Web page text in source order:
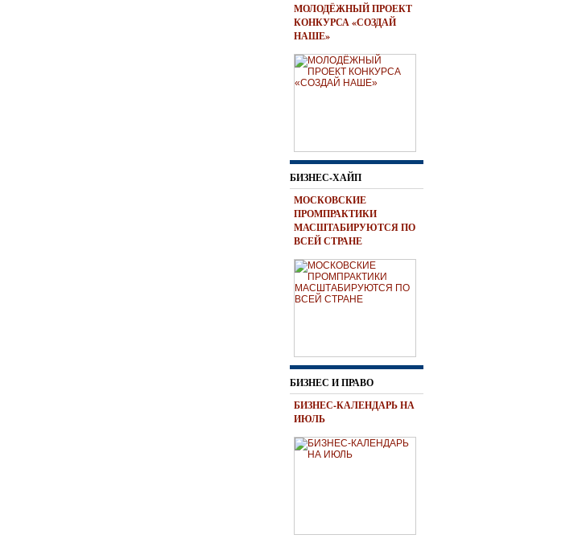
МОЛОДЁЖНЫЙ ПРОЕКТ
КОНКУРСА «СОЗДАЙ
НАШЕ»
БИЗНЕС-ХАЙП
МОСКОВСКИЕ
ПРОМПРАКТИКИ
МАСШТАБИРУЮТСЯ ПО
ВСЕЙ СТРАНЕ
БИЗНЕС И ПРАВО
БИЗНЕС-КАЛЕНДАРЬ НА
ИЮЛЬ